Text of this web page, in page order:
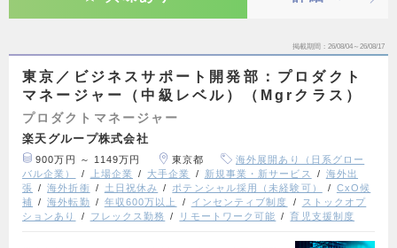
掲載期間 26/08/04～26/08/17
東京／ビジネスサポート開発部：プロダクト
マネージャー（中級レベル）（Mgrクラス）
プロダクトマネージャー
楽天グループ株式会社
900万円 ～ 1149万円 東京都
海外展開あり（日系グロー
バル企業）
上場企業 大手企業 新規事業・新サービス
海外出
張
海外折衝 土日祝休み ポテンシャル採用（未経験可）
CxO候
補
海外転勤 年収600万以上 インセンティブ制度
ストックオプ
ションあり
フレックス勤務 リモートワーク可能 育児支援制度